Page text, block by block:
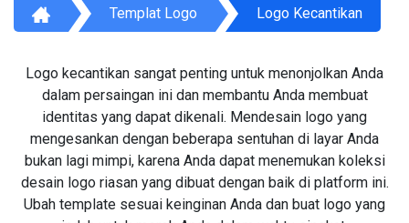
Templat Logo Logo Kecantikan
Logo kecantikan sangat penting untuk menonjolkan Anda
dalam persaingan ini dan membantu Anda membuat
identitas yang dapat dikenali. Mendesain logo yang
mengesankan dengan beberapa sentuhan di layar Anda
bukan lagi mimpi, karena Anda dapat menemukan koleksi
desain logo riasan yang dibuat dengan baik di platform ini.
Ubah template sesuai keinginan Anda dan buat logo yang